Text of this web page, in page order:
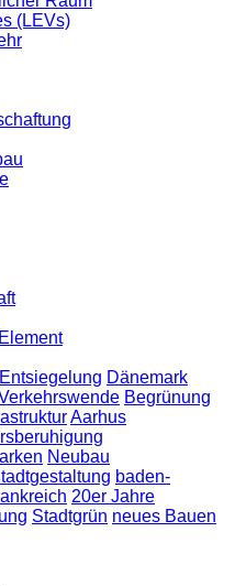
(LEVs)
Entsiegelung Dänemark
Begrünung
Aarhus
Neubau
baden-
20er Jahre
Stadtgrün neues Bauen